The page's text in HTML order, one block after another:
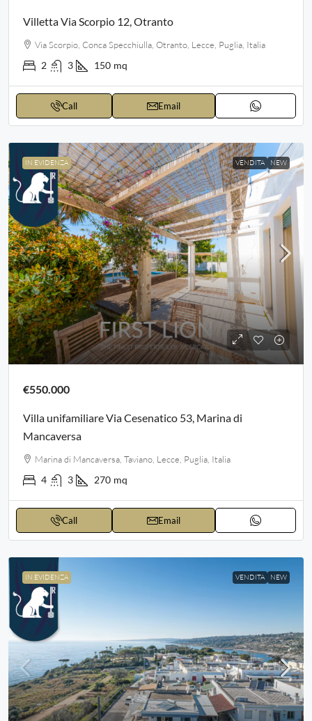
Villetta Via Scorpio 12, Otranto
Via Scorpio, Conca Specchiulla, Otranto, Lecce, Puglia, Italia
2 3 150 mq
Call Email
IN EVIDENZA VENDITA NEW
€550.000
Villa unifamiliare Via Cesenatico 53, Marina di
Mancaversa
Marina di Mancaversa, Taviano, Lecce, Puglia, Italia
4 3 270 mq
Call Email
IN EVIDENZA VENDITA NEW